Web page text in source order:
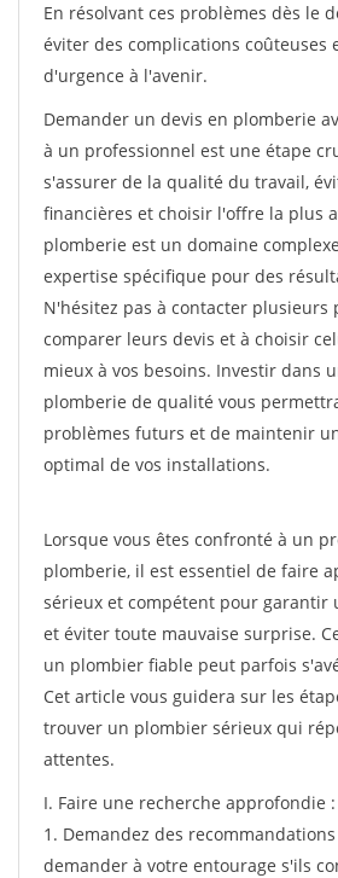
En résolvant ces problèmes dès le
éviter des complications coûteuses
d'urgence à l'avenir.
Demander un devis en plomberie
à un professionnel est une étape
s'assurer de la qualité du travail,
financières et choisir l'offre la plus
plomberie est un domaine
expertise spécifique pour des
N'hésitez pas à contacter plusieurs
comparer leurs devis et à choisir
mieux à vos besoins. Investir dans
plomberie de qualité vous
problèmes futurs et de maintenir
optimal de vos installations.
Lorsque vous êtes confronté à un
plomberie, il est essentiel de faire
sérieux et compétent pour garantir
et éviter toute mauvaise surprise.
un plombier fiable peut parfois
Cet article vous guidera sur les
trouver un plombier sérieux qui
attentes.
I. Faire une recherche approfondie :
1. Demandez des
demander à votre entourage s'ils